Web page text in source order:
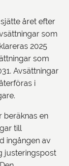
året efter
som
2025
som
Avsättningar
i
beräknas en
till
ingången av
justeringspost